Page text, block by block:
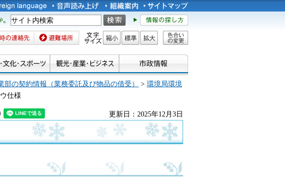
連絡先 避難場所 文字サイズ
縮小 標準 拡大
色合い
部の契約情報（業務委託及び物品の借受） > 環境局環境
仕様
更新日：2025年12月3日